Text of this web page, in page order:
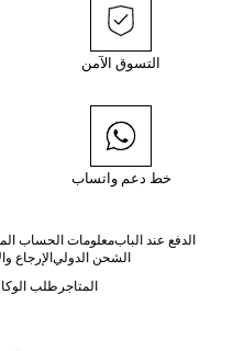
التسوق الآمن
خط دعم واتساب
معلومات الحسابالدفع عند الباب
الإرجاعالشحن الدولي
طلب المتاجر